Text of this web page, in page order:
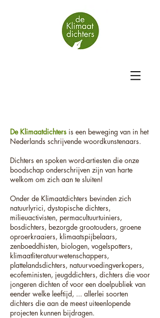
De Klimaatdichters is een beweging van in het
Nederlands schrijvende woordkunstenaars.
Dichters en spoken word-artiesten die onze
boodschap onderschrijven zijn van harte
welkom om zich aan te sluiten!
Onder de Klimaatdichters bevinden zich
natuurlyrici, dystopische dichters,
milieuactivisten, permacultuurtuiniers,
bosdichters, bezorgde grootouders, groene
oproerkraaiers, klimaatspijbelaars,
zenboeddhisten, biologen, vogelspotters,
klimaatliteratuurwetenschappers,
plattelandsdichters, natuurvoedingverkopers,
ecofeministen, jeugddichters, dichters die voor
jongeren dichten of voor een doelpubliek van
eender welke leeftijd, ... allerlei soorten
dichters die aan de meest uiteenlopende
projecten kunnen bijdragen.